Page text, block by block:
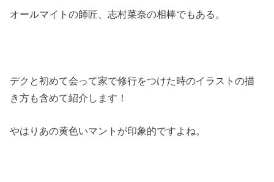
オールマイトの師匠、志村菜奈の相棒でもある。
デクと初めて会って家で修行をつけた時のイラストの描
き方も含めて紹介します！
やはりあの黄色いマントが印象的ですよね。